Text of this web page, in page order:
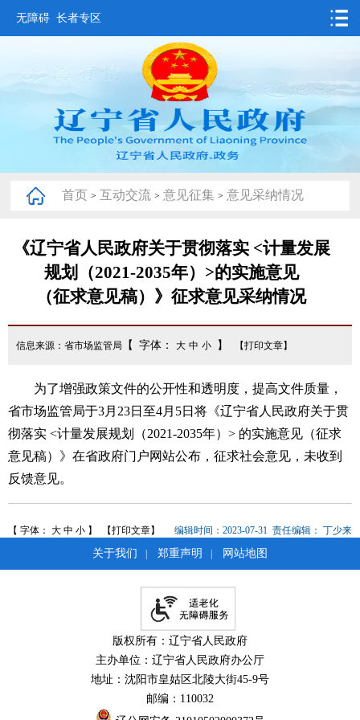
无障碍 长者专区
要闻动态
政务公开
互动交流
省情概况
首页 > 互动交流 > 意见征集 > 意见采纳情况
《辽宁省人民政府关于贯彻落实 <计量发展
规划（2021-2035年）>的实施意见
（征求意见稿）》征求意见采纳情况
信息来源：省市场监管局 【 字体： 大 中 小 】 【打印文章】
为了增强政策文件的公开性和透明度，提高文件质量，
省市场监管局于3月23日至4月5日将《辽宁省人民政府关于贯
彻落实 <计量发展规划（2021-2035年）> 的实施意见（征求
意见稿）》在省政府门户网站公布，征求社会意见，未收到
反馈意见。
【 字体： 大 中 小 】 【打印文章】 编辑时间：2023-07-31 责任编辑： 丁少来
关于我们 郑重声明 网站地图
版权所有：辽宁省人民政府
主办单位：辽宁省人民政府办公厅
地址：沈阳市皇姑区北陵大街45-9号
邮编：110032